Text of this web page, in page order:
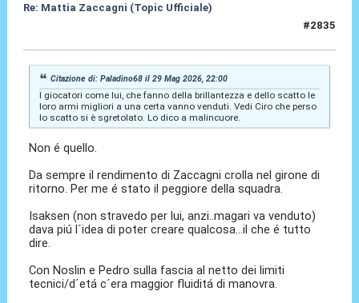
Re: Mattia Zaccagni (Topic Ufficiale)
#2835
Citazione di: Paladino68 il 29 Mag 2026, 22:00
I giocatori come lui, che fanno della brillantezza e dello scatto le
loro armi migliori a una certa vanno venduti. Vedi Ciro che perso
lo scatto si è sgretolato. Lo dico a malincuore.
Non é quello.
Da sempre il rendimento di Zaccagni crolla nel girone di
ritorno. Per me é stato il peggiore della squadra.
Isaksen (non stravedo per lui, anzi..magari va venduto)
dava piú l´idea di poter creare qualcosa...il che é tutto
dire.
Con Noslin e Pedro sulla fascia al netto dei limiti
tecnici/d´etá c´era maggior fluiditá di manovra.